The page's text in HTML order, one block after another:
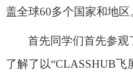
盖全球60多个国家和地区
首先同学们首先参
了解了以“CLASSHUB飞